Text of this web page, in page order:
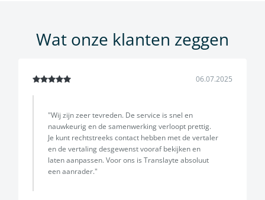
Wat onze klanten zeggen
06.07.2025
"Wij zijn zeer tevreden. De service is snel en
nauwkeurig en de samenwerking verloopt prettig.
Je kunt rechtstreeks contact hebben met de vertaler
en de vertaling desgewenst vooraf bekijken en
laten aanpassen. Voor ons is Translayte absoluut
een aanrader."